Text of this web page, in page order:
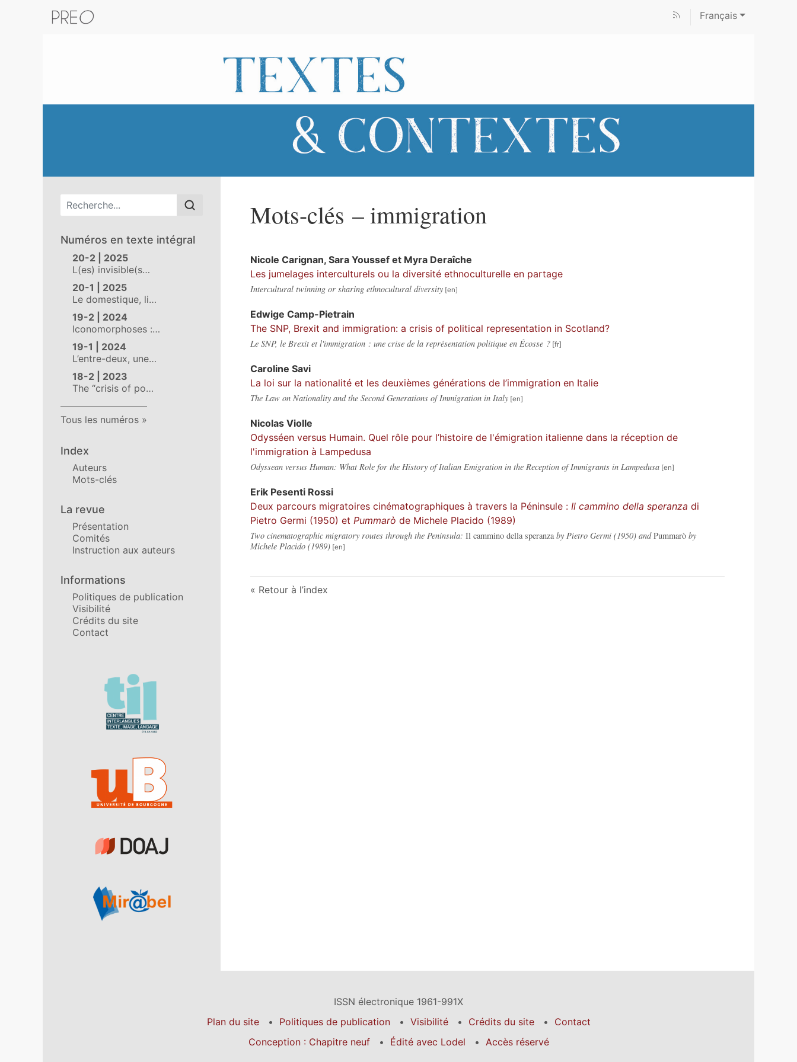
Français
Menu principal
Numéros en texte intégral
20-2 | 2025
L(es) invisible(s…
20-1 | 2025
Le domestique, li…
19-2 | 2024
Iconomorphoses :…
19-1 | 2024
L’entre-deux, une…
18-2 | 2023
The “crisis of po…
Tous les numéros
Index
Auteurs
Mots-clés
La revue
Présentation
Comités
Instruction aux auteurs
Informations
Politiques de publication
Visibilité
Crédits du site
Contact
Affiliations/partenaires
Mots-clés – immigration
Nicole Carignan, Sara Youssef et Myra Deraîche
Les jumelages interculturels ou la diversité ethnoculturelle en partage
Intercultural twinning or sharing ethnocultural diversity
Edwige Camp-Pietrain
The SNP, Brexit and immigration: a crisis of political representation in Scotland?
Le SNP, le Brexit et l'immigration : une crise de la représentation politique en Écosse ?
Caroline Savi
La loi sur la nationalité et les deuxièmes générations de l’immigration en Italie
The Law on Nationality and the Second Generations of Immigration in Italy
Nicolas Violle
Odysséen versus Humain. Quel rôle pour l’histoire de l'émigration italienne dans la réception de
l'immigration à Lampedusa
Odyssean versus Human: What Role for the History of Italian Emigration in the Reception of Immigrants in Lampedusa
Erik Pesenti Rossi
Deux parcours migratoires cinématographiques à travers la Péninsule : Il cammino della speranza di
Pietro Germi (1950) et Pummarò de Michele Placido (1989)
Two cinematographic migratory routes through the Peninsula: Il cammino della speranzaby Pietro Germi (1950) andPummarò by
Michele Placido (1989)
Retour à l’index
ISSN électronique 1961-991X
Plan du site
Politiques de publication Visibilité Crédits du site
Contact
Conception : Chapitre neuf
Édité avec Lodel Accès réservé